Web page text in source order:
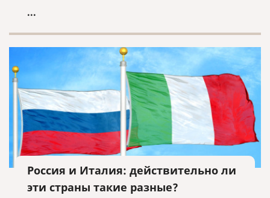
который дорожит своей репутацией, должен быть
...
Россия и Италия: действительно ли
эти страны такие разные?